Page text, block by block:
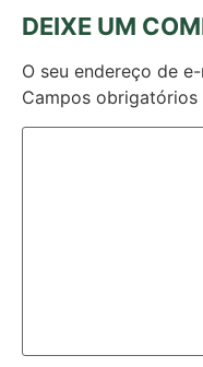
DEIXE UM
O seu endereço de
Campos